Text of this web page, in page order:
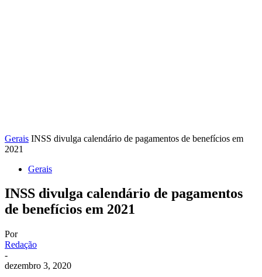
Gerais INSS divulga calendário de pagamentos de benefícios em
2021
Gerais
INSS divulga calendário de pagamentos
de benefícios em 2021
Por
Redação
-
dezembro 3, 2020